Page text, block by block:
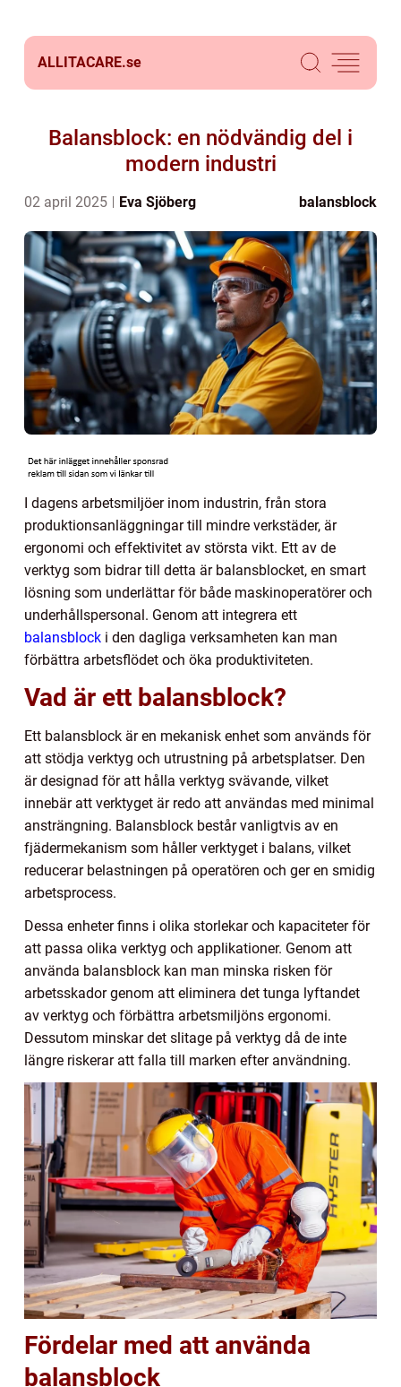
ALLITACARE.se
Balansblock: en nödvändig del i
modern industri
02 april 2025 Eva Sjöberg balansblock
I dagens arbetsmiljöer inom industrin, från stora
produktionsanläggningar till mindre verkstäder, är
ergonomi och effektivitet av största vikt. Ett av de
verktyg som bidrar till detta är balansblocket, en smart
lösning som underlättar för både maskinoperatörer och
underhållspersonal. Genom att integrera ett
balansblock i den dagliga verksamheten kan man
förbättra arbetsflödet och öka produktiviteten.
Vad är ett balansblock?
Ett balansblock är en mekanisk enhet som används för
att stödja verktyg och utrustning på arbetsplatser. Den
är designad för att hålla verktyg svävande, vilket
innebär att verktyget är redo att användas med minimal
ansträngning. Balansblock består vanligtvis av en
fjädermekanism som håller verktyget i balans, vilket
reducerar belastningen på operatören och ger en smidig
arbetsprocess.
Dessa enheter finns i olika storlekar och kapaciteter för
att passa olika verktyg och applikationer. Genom att
använda balansblock kan man minska risken för
arbetsskador genom att eliminera det tunga lyftandet
av verktyg och förbättra arbetsmiljöns ergonomi.
Dessutom minskar det slitage på verktyg då de inte
längre riskerar att falla till marken efter användning.
Fördelar med att använda
balansblock